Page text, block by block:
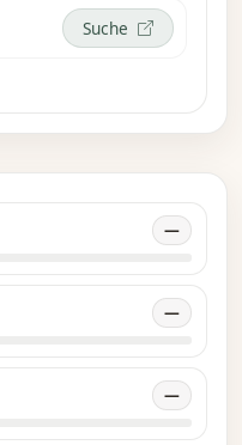
Suche
—
—
—